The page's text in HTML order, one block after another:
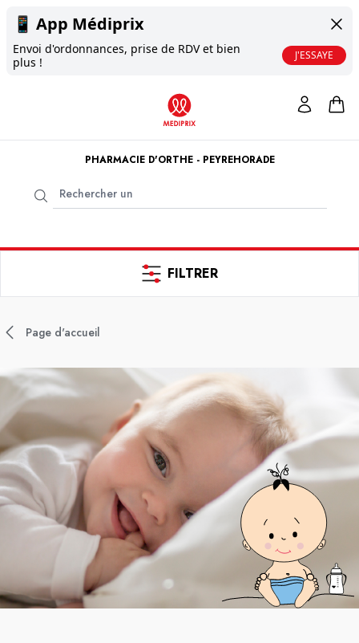
📱 App Médiprix
Envoi d'ordonnances, prise de RDV et bien
plus !
J'ESSAYE
PHARMACIE D'ORTHE - PEYREHORADE
FILTRER
Page d'accueil